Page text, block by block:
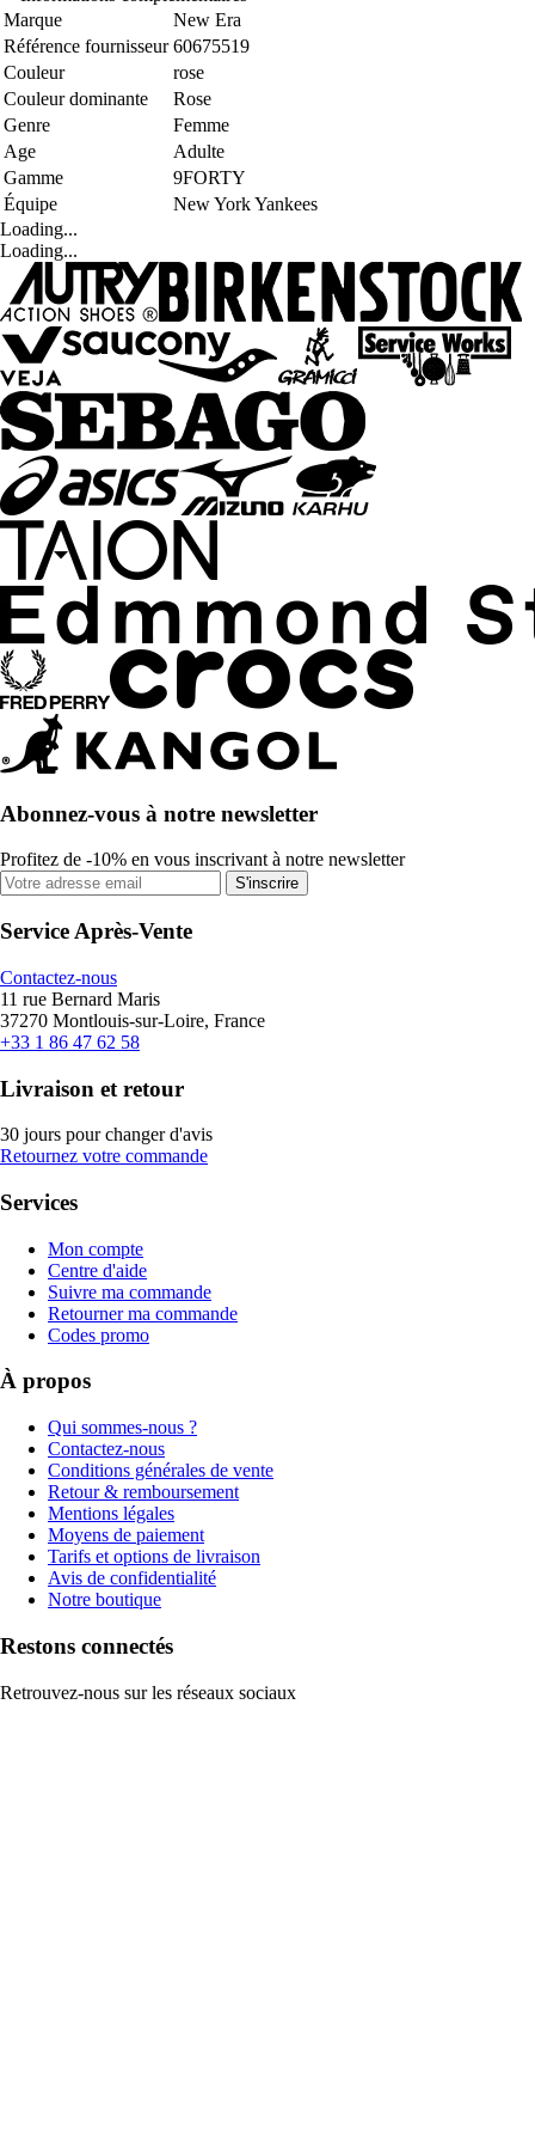
Marque
New Era
Référence fournisseur 60675519
Couleur
rose
Couleur dominante
Rose
Genre
Femme
Age
Adulte
Gamme
9FORTY
Équipe
New York Yankees
Loading...
Loading...
Abonnez-vous à notre newsletter
Profitez de -10% en vous inscrivant à notre newsletter
S'inscrire
Service Après-Vente
Contactez-nous
11 rue Bernard Maris
37270 Montlouis-sur-Loire, France
+33 1 86 47 62 58
Livraison et retour
30 jours pour changer d'avis
Retournez votre commande
Services
Mon compte
Centre d'aide
Suivre ma commande
Retourner ma commande
Codes promo
À propos
Qui sommes-nous ?
Contactez-nous
Conditions générales de vente
Retour & remboursement
Mentions légales
Moyens de paiement
Tarifs et options de livraison
Avis de confidentialité
Notre boutique
Restons connectés
Retrouvez-nous sur les réseaux sociaux